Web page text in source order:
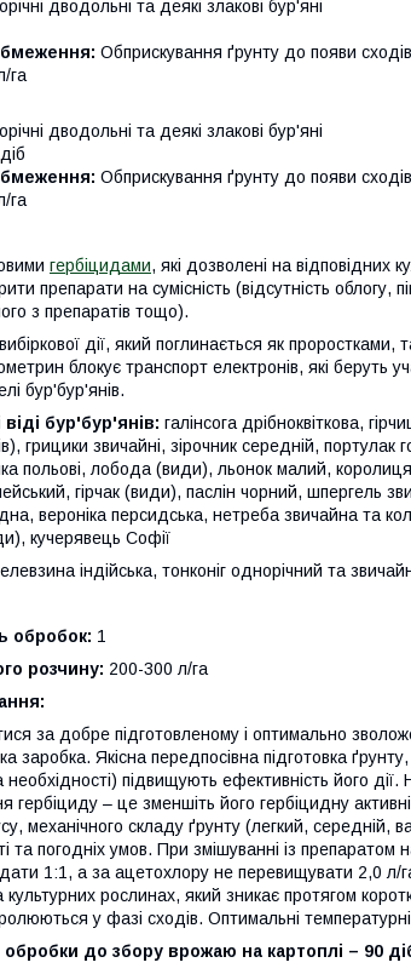
дводольні та деякі злакові бур'яні
Обприскування ґрунту до появи
га
дводольні та деякі злакові бур'яні
Обприскування ґрунту до появи
га
гербіцидами, які дозволені на відповідних
препарати на сумісність (відсутність
з препаратів тощо).
дії, який поглинається як проростками,
блокує транспорт електронів, які беруть
бур'бур'янів.
бур'бур'янів: галінсога дрібноквіткова,
грицики звичайні, зірочник середній,
польові, лобода (види), льонок малий,
гірчак (види), паслін чорний, шпергель
вероніка персидська, нетреба звичайна та
кучерявець Софії
індійська, тонконіг однорічний та
обробок: 1
розчину: 200-300 л/га
за добре підготовленому і оптимально
заробка. Якісна передпосівна підготовка
підвищують ефективність його
гербіциду – це зменшіть його гербіцидну
механічного складу ґрунту (легкий, середній,
та погодніх умов. При змішуванні із препаратом
1:1, а за ацетохлору не перевищувати 2,0
культурних рослинах, який зникає протягом
у фазі сходів. Оптимальні
до збору врожаю на картоплі – 90